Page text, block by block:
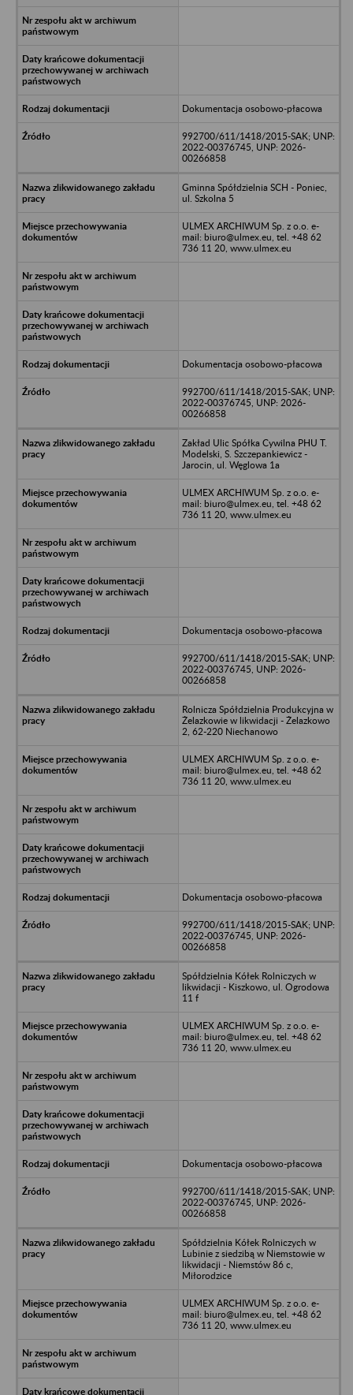
Dokumentacja osobowo-płacowa
992700/611/1418/2015-SAK; UNP:
2022-00376745, UNP: 2026-
00266858
Gminna Spółdzielnia SCH - Poniec,
ul. Szkolna 5
ULMEX ARCHIWUM Sp. z o.o. e-
mail: biuro@ulmex.eu, tel. +48 62
736 11 20, www.ulmex.eu
Dokumentacja osobowo-płacowa
992700/611/1418/2015-SAK; UNP:
2022-00376745, UNP: 2026-
00266858
Zakład Ulic Spółka Cywilna PHU T.
Modelski, S. Szczepankiewicz -
Jarocin, ul. Węglowa 1a
ULMEX ARCHIWUM Sp. z o.o. e-
mail: biuro@ulmex.eu, tel. +48 62
736 11 20, www.ulmex.eu
Dokumentacja osobowo-płacowa
992700/611/1418/2015-SAK; UNP:
2022-00376745, UNP: 2026-
00266858
Rolnicza Spółdzielnia Produkcyjna w
Żelazkowie w likwidacji - Żelazkowo
2, 62-220 Niechanowo
ULMEX ARCHIWUM Sp. z o.o. e-
mail: biuro@ulmex.eu, tel. +48 62
736 11 20, www.ulmex.eu
Dokumentacja osobowo-płacowa
992700/611/1418/2015-SAK; UNP:
2022-00376745, UNP: 2026-
00266858
Spółdzielnia Kółek Rolniczych w
likwidacji - Kiszkowo, ul. Ogrodowa
11 f
ULMEX ARCHIWUM Sp. z o.o. e-
mail: biuro@ulmex.eu, tel. +48 62
736 11 20, www.ulmex.eu
Dokumentacja osobowo-płacowa
992700/611/1418/2015-SAK; UNP:
2022-00376745, UNP: 2026-
00266858
Spółdzielnia Kółek Rolniczych w
Lubinie z siedzibą w Niemstowie w
likwidacji - Niemstów 86 c,
Miłorodzice
ULMEX ARCHIWUM Sp. z o.o. e-
mail: biuro@ulmex.eu, tel. +48 62
736 11 20, www.ulmex.eu